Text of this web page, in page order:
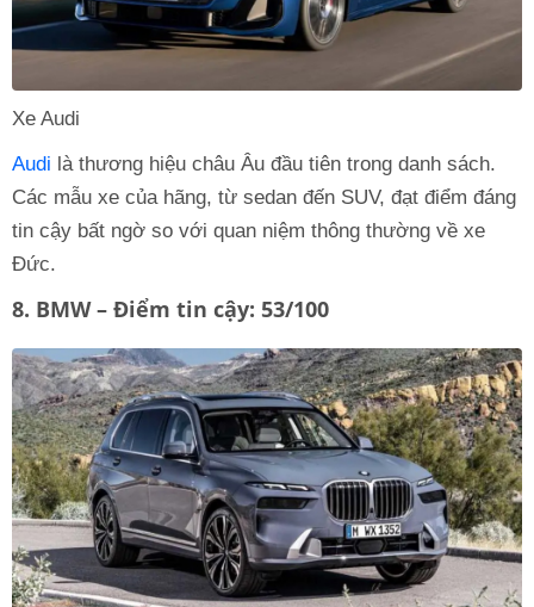
Xe Audi
Audi là thương hiệu châu Âu đầu tiên trong danh sách.
Các mẫu xe của hãng, từ sedan đến SUV, đạt điểm đáng
tin cậy bất ngờ so với quan niệm thông thường về xe
Đức.
8. BMW – Điểm tin cậy: 53/100